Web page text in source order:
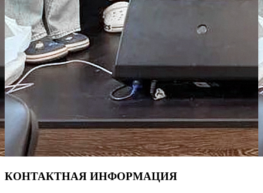
КОНТАКТНАЯ ИНФОРМАЦИЯ